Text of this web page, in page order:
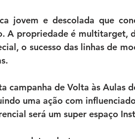
jovem e descolada que
A propriedade é multitarget,
o sucesso das linhas de
campanha de Volta às Aulas
uma ação com
será um super espaço